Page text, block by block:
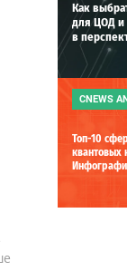
Как
для ЦОД и
в
CNEWS
Топ-10
квантовых